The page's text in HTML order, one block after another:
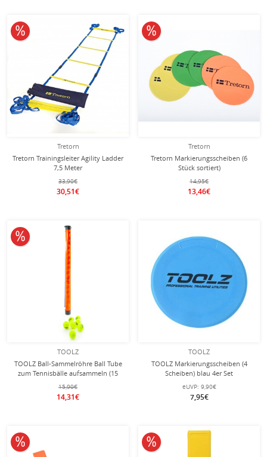
Tretorn
Tretorn Trainingsleiter Agility Ladder
7,5 Meter
33,90€
30,51€
10% reduziert
Tretorn
Tretorn Markierungsscheiben (6
Stück sortiert)
14,95€
13,46€
10% reduziert
TOOLZ
TOOLZ Ball-Sammelröhre Ball Tube
zum Tennisbälle aufsammeln (15
15,90€
14,31€
10% reduziert
TOOLZ
TOOLZ Markierungsscheiben (4
Scheiben) blau 4er Set
eUVP: 9,90€
7,95€
10% reduziert 10% reduziert